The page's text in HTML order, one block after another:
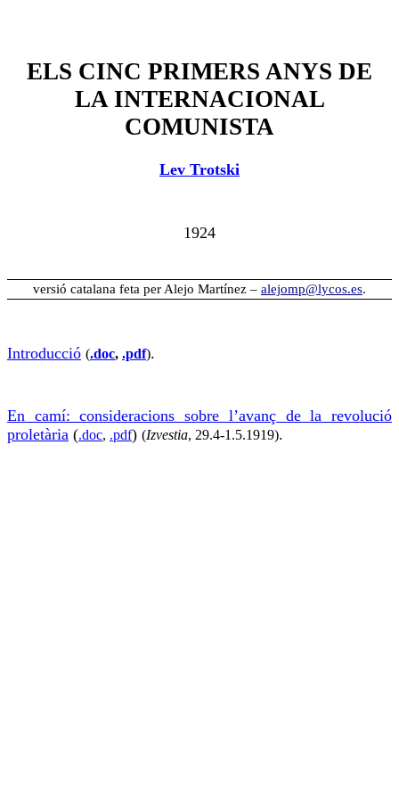
ELS CINC PRIMERS ANYS DE
LA INTERNACIONAL
COMUNISTA
Lev Trotski
1924
versió catalana feta per Alejo Martínez – alejomp@lycos.es.
Introducció (.doc, .pdf).
En camí: consideracions sobre l’avanç de la revolució
proletària (.doc, .pdf) (Izvestia, 29.4-1.5.1919).